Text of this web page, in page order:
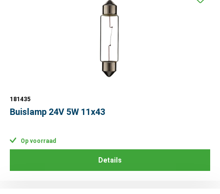
181435
Buislamp 24V 5W 11x43
Op voorraad
Details